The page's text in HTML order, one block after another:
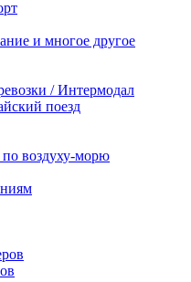
и многое другое
/ Интермодал
поезд
воздуху-морю